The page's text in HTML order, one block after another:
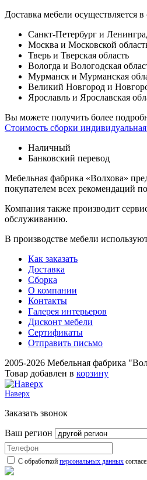
Доставка мебели осуществляется
Санкт-Петербург и
Москва и Московской
Тверь и Тверская область
Вологда и Вологодская
Мурманск и Мурманская
Великий Новгород и
Ярославль и Ярославская
Вы можете получить более
Стоимость сборки
Наличный
Банковский перевод
Мебельная фабрика «Волхова»
покупателем всех рекомендаций
Компания также производит
обслуживанию.
В производстве мебели
Как заказать
Доставка
Сборка
О компании
Контакты
Галерея интерьеров
Дисконт мебели
Сертификаты
Отправить письмо
2005-2026 Мебельная фабрика
Товар добавлен в корзину
Наверх
Заказать звонок
Ваш регион
С обработкой персональных данных